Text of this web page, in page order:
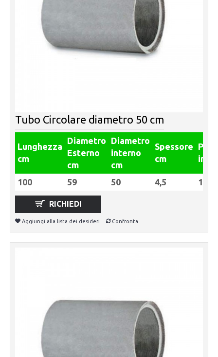
Tubo Circolare diametro 50 cm
Lunghezza
cm
Diametro
Esterno
cm
Diametro
interno
cm
Spessore
cm
Peso
in Kg
100 59 50 4,5 187
RICHIEDI
Aggiungi alla lista dei desideri Confronta